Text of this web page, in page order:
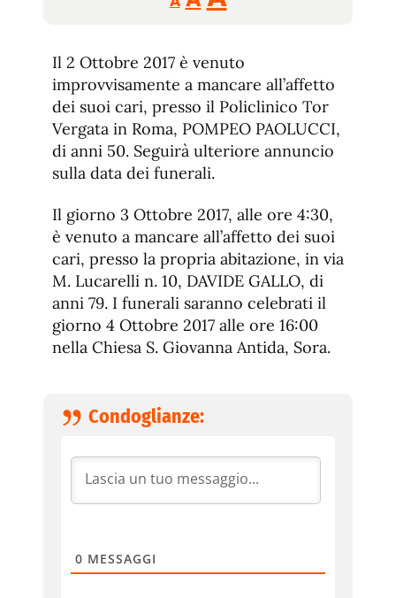
tamaño
fuente
de
fuente.
Il 2 Ottobre 2017 è venuto
improvvisamente a mancare all’affetto
dei suoi cari, presso il Policlinico Tor
Vergata in Roma, POMPEO PAOLUCCI,
di anni 50. Seguirà ulteriore annuncio
sulla data dei funerali.
Il giorno 3 Ottobre 2017, alle ore 4:30,
è venuto a mancare all’affetto dei suoi
cari, presso la propria abitazione, in via
M. Lucarelli n. 10, DAVIDE GALLO, di
anni 79. I funerali saranno celebrati il
giorno 4 Ottobre 2017 alle ore 16:00
nella Chiesa S. Giovanna Antida, Sora.
Condoglianze:
0 MESSAGGI